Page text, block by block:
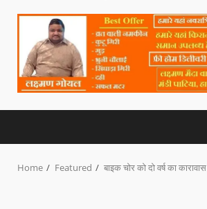
Home Featured बाइक चोर को दो वर्ष का कारावास